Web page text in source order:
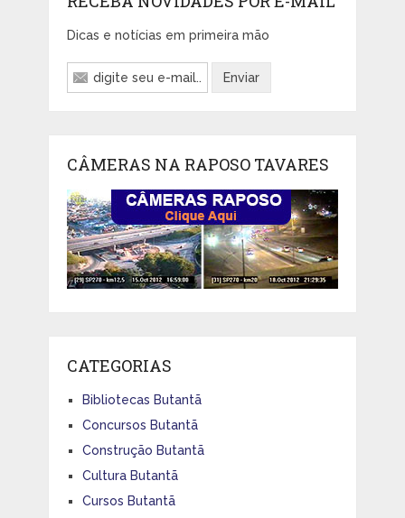
Dicas e notícias em primeira mão
CÂMERAS NA RAPOSO TAVARES
CATEGORIAS
Bibliotecas Butantã
Concursos Butantã
Construção Butantã
Cultura Butantã
Cursos Butantã